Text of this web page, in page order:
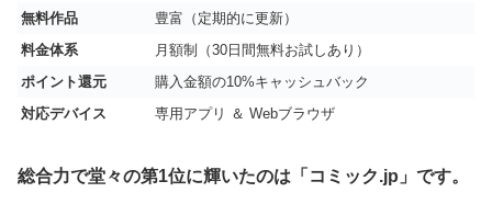
無料作品
豊富（定期的に更新）
料金体系
月額制（30日間無料お試しあり）
ポイント還元
購入金額の10%キャッシュバック
対応デバイス
専用アプリ ＆ Webブラウザ
総合力で堂々の第1位に輝いたのは「コミック.jp」です。